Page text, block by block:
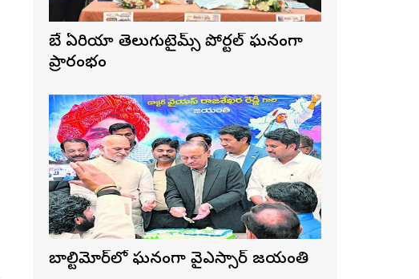
బే ఏరియా తెలుగుటైమ్స్ పోర్టల్ ఘనంగా
ప్రారంభం
బాల్టిమోర్‌లో ఘనంగా వైఎస్సార్‌ జయంతి